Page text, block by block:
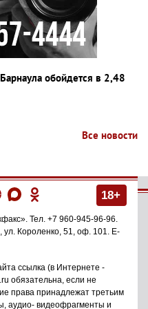
обойдется в 2,48
Все новости
18+
. Тел. +7 960-945-96-96
ул. Короленко, 51, оф. 101
. E-
ссылка (в Интернете -
обязательна, если не
права принадлежат третьим
аудио- видеофрагменты и